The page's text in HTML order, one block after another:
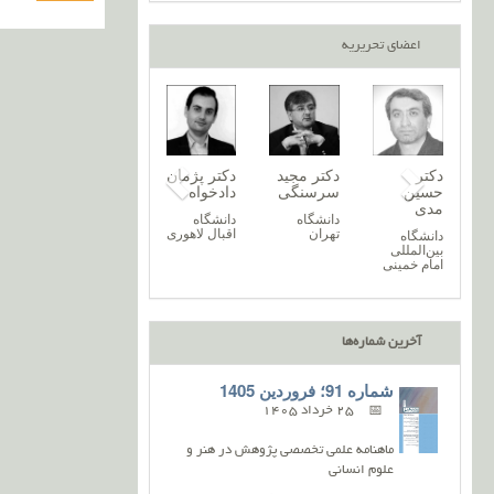
اعضای تحریریه
دکتر
حسین
مدی
دانشگاه
دکتر پریسا
آروند
دانشگاه
دکتر نغمه
خرازیان
زنجان
آخرین شماره‌ها
شماره 91؛ فروردین 1405
25 خرداد 1405
ماهنامه علمی تخصصی پژوهش در هنر و
علوم انسانی